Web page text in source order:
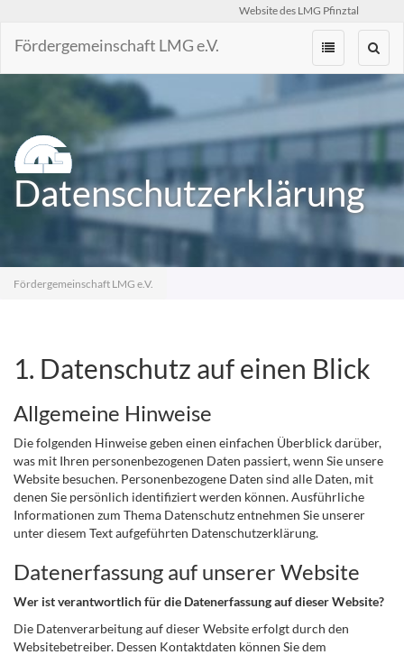
Zum
Website des LMG Pfinztal
Fördergemeinschaft LMG e.V.
Datenschutzerklärung
Fördergemeinschaft LMG e.V.
1. Datenschutz auf einen Blick
Allgemeine Hinweise
Die folgenden Hinweise geben einen einfachen Überblick darüber,
was mit Ihren personenbezogenen Daten passiert, wenn Sie unsere
Website besuchen. Personenbezogene Daten sind alle Daten, mit
denen Sie persönlich identifiziert werden können. Ausführliche
Informationen zum Thema Datenschutz entnehmen Sie unserer
unter diesem Text aufgeführten Datenschutzerklärung.
Datenerfassung auf unserer Website
Wer ist verantwortlich für die Datenerfassung auf dieser Website?
Die Datenverarbeitung auf dieser Website erfolgt durch den
Websitebetreiber. Dessen Kontaktdaten können Sie dem